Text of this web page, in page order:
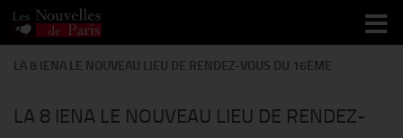
Skip to content
LA 8 IENA LE NOUVEAU LIEU DE RENDEZ-VOUS DU 16EME
LA 8 IENA LE NOUVEAU LIEU DE RENDEZ-